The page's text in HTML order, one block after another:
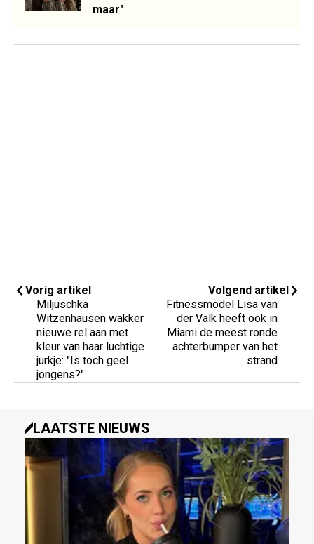
maar"
Vorig artikel
Miljuschka
Witzenhausen wakker
nieuwe rel aan met
kleur van haar luchtige
jurkje: "Is toch geel
jongens?"
Volgend artikel
Fitnessmodel Lisa van
der Valk heeft ook in
Miami de meest ronde
achterbumper van het
strand
LAATSTE NIEUWS